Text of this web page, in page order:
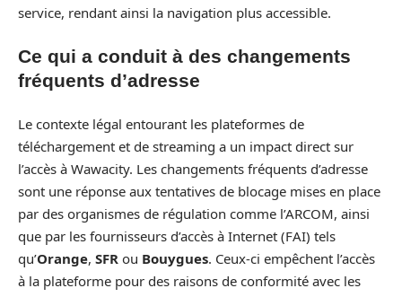
service, rendant ainsi la navigation plus accessible.
Ce qui a conduit à des changements
fréquents d’adresse
Le contexte légal entourant les plateformes de
téléchargement et de streaming a un impact direct sur
l’accès à Wawacity. Les changements fréquents d’adresse
sont une réponse aux tentatives de blocage mises en place
par des organismes de régulation comme l’ARCOM, ainsi
que par les fournisseurs d’accès à Internet (FAI) tels
qu’Orange, SFR ou Bouygues. Ceux-ci empêchent l’accès
à la plateforme pour des raisons de conformité avec les